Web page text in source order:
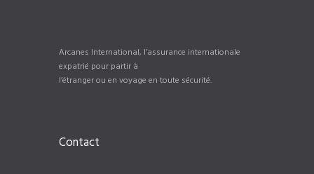
Arcanes International, l’assurance internationale
expatrié pour partir à
l’étranger ou en voyage en toute sécurité.
Contact